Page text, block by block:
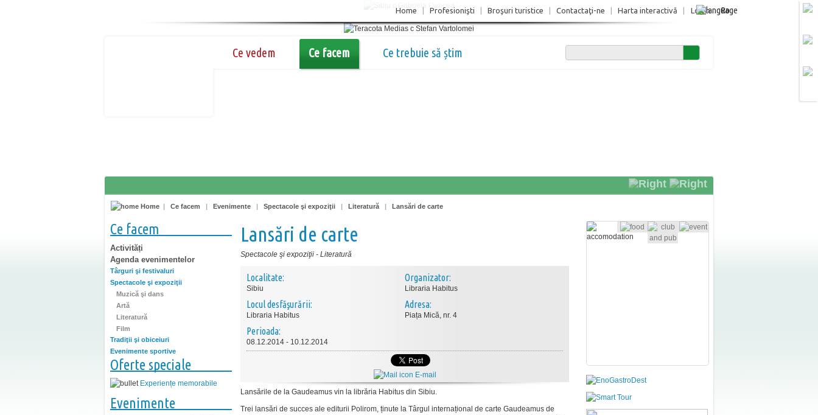
Login Ro
Home Profesionişti Broşuri turistice Contactaţi-ne Harta interactivă
Ce vedem Ce facem Ce trebuie să știm
Home | Ce facem | Evenimente | Spectacole şi expoziţii | Literatură | Lansări de carte
Ce facem
Activități
Agenda evenimentelor
Târguri şi festivaluri
Spectacole şi expoziţii
Muzică şi dans
Artă
Literatură
Film
Tradiţii şi obiceiuri
Evenimente sportive
Oferte speciale
Experiențe memorabile
Evenimente
Lansări de carte
Spectacole şi expoziţii - Literatură
Localitate:
Sibiu
Locul desfăşurării:
Libraria Habitus
Perioada:
08.12.2014 - 10.12.2014
Organizator:
Libraria Habitus
Adresa:
Piața Mică, nr. 4
E-mail
Lansările de la Gaudeamus vin la librăria Habitus din Sibiu.
Trei lansări de succes ale editurii Polirom, ținute la Târgul internațional de carte Gaudeamus de